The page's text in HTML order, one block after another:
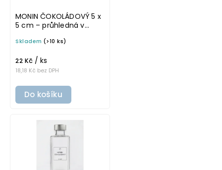
MONIN ČOKOLÁDOVÝ 5 x
5 cm – průhledná v
omyvatelná samolepka
Skladem (>10 ks)
18,18 Kč bez DPH
22 Kč / ks
Do košíku